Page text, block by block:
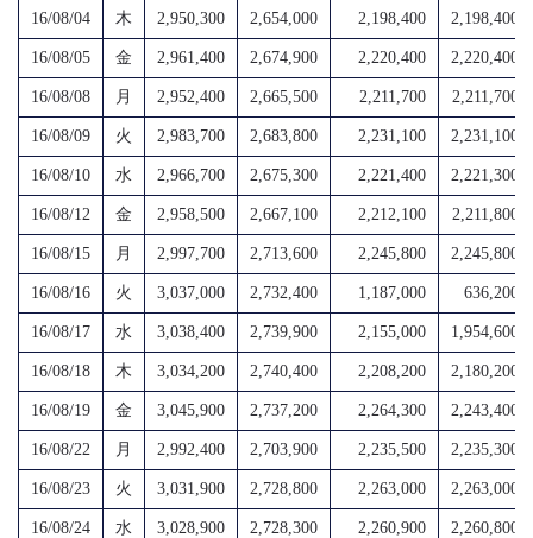
16/08/04 木 2,950,300 2,654,000 2,198,400 2,198,400
16/08/05 金 2,961,400 2,674,900 2,220,400 2,220,400
16/08/08 月 2,952,400 2,665,500 2,211,700 2,211,700
16/08/09 火 2,983,700 2,683,800 2,231,100 2,231,100
16/08/10 水 2,966,700 2,675,300 2,221,400 2,221,300
16/08/12 金 2,958,500 2,667,100 2,212,100 2,211,800
16/08/15 月 2,997,700 2,713,600 2,245,800 2,245,800
16/08/16 火 3,037,000 2,732,400 1,187,000 636,200
16/08/17 水 3,038,400 2,739,900 2,155,000 1,954,600
16/08/18 木 3,034,200 2,740,400 2,208,200 2,180,200
16/08/19 金 3,045,900 2,737,200 2,264,300 2,243,400
16/08/22 月 2,992,400 2,703,900 2,235,500 2,235,300
16/08/23 火 3,031,900 2,728,800 2,263,000 2,263,000
16/08/24 水 3,028,900 2,728,300 2,260,900 2,260,800